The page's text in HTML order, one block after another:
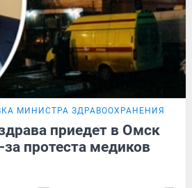
МИНИСТРА ЗДРАВООХРАНЕНИЯ
приедет в Омск
протеста медиков